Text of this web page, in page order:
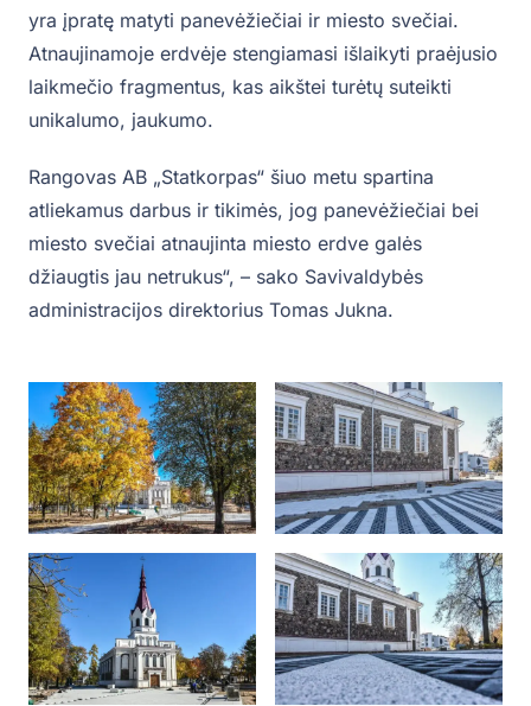
yra įpratę matyti panevėžiečiai ir miesto svečiai.
Atnaujinamoje erdvėje stengiamasi išlaikyti praėjusio
laikmečio fragmentus, kas aikštei turėtų suteikti
unikalumo, jaukumo.
Rangovas AB „Statkorpas“ šiuo metu spartina
atliekamus darbus ir tikimės, jog panevėžiečiai bei
miesto svečiai atnaujinta miesto erdve galės
džiaugtis jau netrukus“, – sako Savivaldybės
administracijos direktorius Tomas Jukna.